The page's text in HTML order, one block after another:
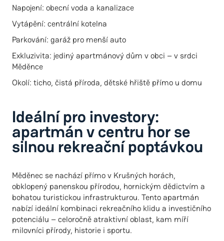
Napojení: obecní voda a kanalizace
Vytápění: centrální kotelna
Parkování: garáž pro menší auto
Exkluzivita: jediný apartmánový dům v obci – v srdci
Měděnce
Okolí: ticho, čistá příroda, dětské hřiště přímo u domu
Ideální pro investory:
apartmán v centru hor se
silnou rekreační poptávkou
Měděnec se nachází přímo v Krušných horách,
obklopený panenskou přírodou, hornickým dědictvím a
bohatou turistickou infrastrukturou. Tento apartmán
nabízí ideální kombinaci rekreačního klidu a investičního
potenciálu – celoročně atraktivní oblast, kam míří
milovníci přírody, historie i sportu.